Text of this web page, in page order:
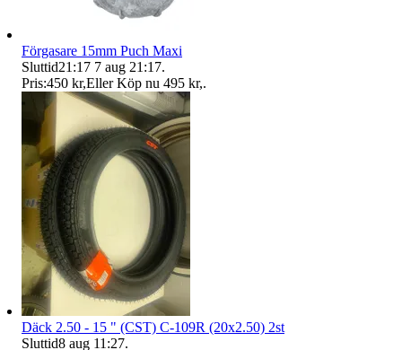
Förgasare 15mm Puch Maxi
Sluttid21:17 7 aug 21:17.
Pris:450 kr,Eller Köp nu 495 kr,.
Däck 2.50 - 15 " (CST) C-109R (20x2.50) 2st
Sluttid8 aug 11:27.